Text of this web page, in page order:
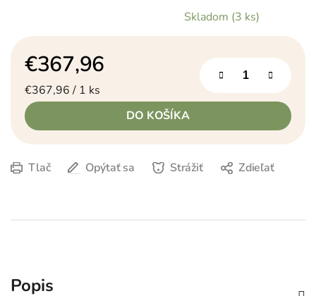
Skladom (3 ks)
€367,96
Jednotková cena:
€367,96 / 1 ks
DO KOŠÍKA
Tlač Opýtať sa Strážiť Zdieľať
Popis